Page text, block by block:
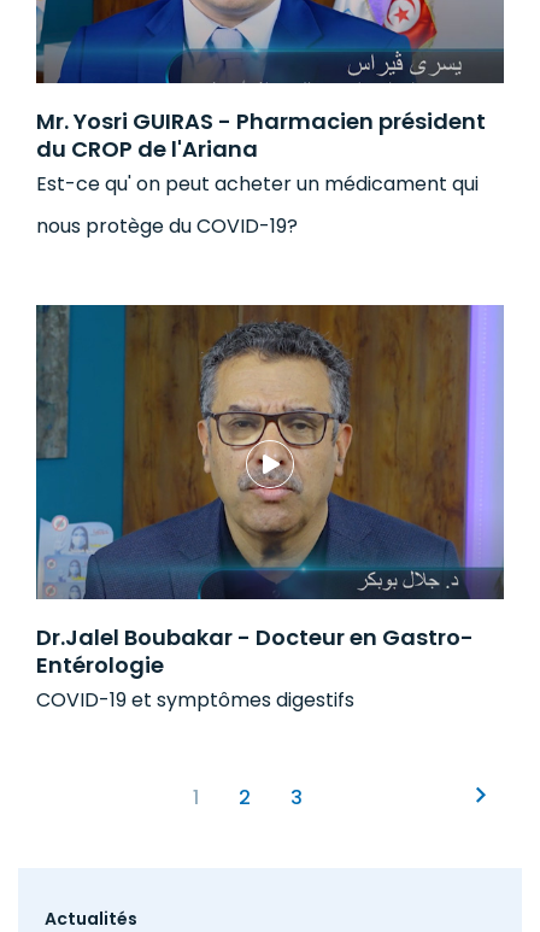
Mr. Yosri GUIRAS - Pharmacien président
du CROP de l'Ariana
Est-ce qu' on peut acheter un médicament qui
nous protège du COVID-19?
Dr.Jalel Boubakar - Docteur en Gastro-
Entérologie
COVID-19 et symptômes digestifs
Page
1 Page
2 Page
3
Footer
Actualités